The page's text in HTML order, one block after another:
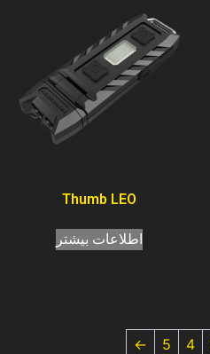
Thumb LEO
اطلاعات بیشتر
4
5
←